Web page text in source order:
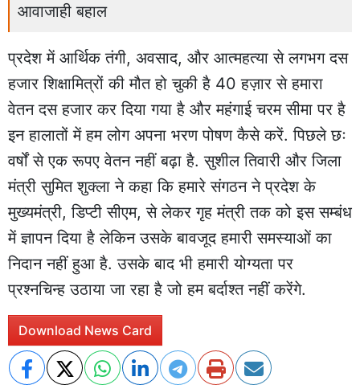
आवाजाही बहाल
प्रदेश में आर्थिक तंगी, अवसाद, और आत्महत्या से लगभग दस
हजार शिक्षामित्रों की मौत हो चुकी है 40 हज़ार से हमारा
वेतन दस हजार कर दिया गया है और महंगाई चरम सीमा पर है
इन हालातों में हम लोग अपना भरण पोषण कैसे करें. पिछले छः
वर्षों से एक रूपए वेतन नहीं बढ़ा है. सुशील तिवारी और जिला
मंत्री सुमित शुक्ला ने कहा कि हमारे संगठन ने प्रदेश के
मुख्यमंत्री, डिप्टी सीएम, से लेकर गृह मंत्री तक को इस सम्बंध
में ज्ञापन दिया है लेकिन उसके बावजूद हमारी समस्याओं का
निदान नहीं हुआ है. उसके बाद भी हमारी योग्यता पर
प्रश्नचिन्ह उठाया जा रहा है जो हम बर्दाश्त नहीं करेंगे.
Download News Card